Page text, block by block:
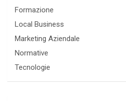
Formazione
Local Business
Marketing Aziendale
Normative
Tecnologie